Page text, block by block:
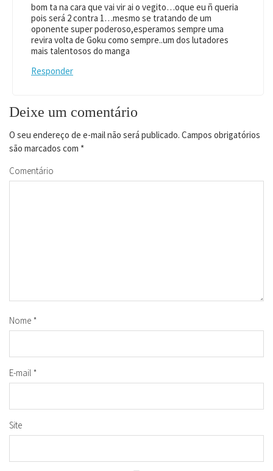
bom ta na cara que vai vir ai o vegito…oque eu ñ queria
pois será 2 contra 1…mesmo se tratando de um
oponente super poderoso,esperamos sempre uma
revira volta de Goku como sempre..um dos lutadores
mais talentosos do manga
Responder
Deixe um comentário
O seu endereço de e-mail não será publicado. Campos obrigatórios
são marcados com *
Comentário
Nome *
E-mail *
Site